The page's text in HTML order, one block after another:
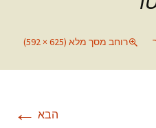
רוחב מסך מלא (625 × 592)
הבא ←